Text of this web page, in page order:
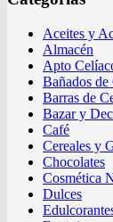
Aceites y
Almacén
Apto
Bañados de
Barras de
Bazar y
Café
Cereales y
Chocolates
Cosmética
Dulces